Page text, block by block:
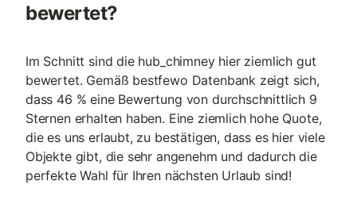
bewertet?
Im Schnitt sind die hub_chimney hier ziemlich gut
bewertet. Gemäß bestfewo Datenbank zeigt sich,
dass 46 % eine Bewertung von durchschnittlich 9
Sternen erhalten haben. Eine ziemlich hohe Quote,
die es uns erlaubt, zu bestätigen, dass es hier viele
Objekte gibt, die sehr angenehm und dadurch die
perfekte Wahl für Ihren nächsten Urlaub sind!